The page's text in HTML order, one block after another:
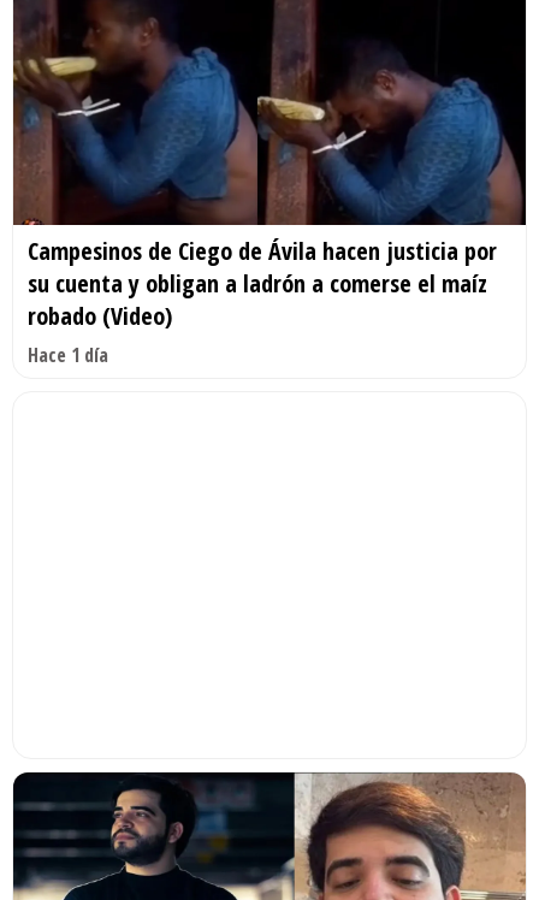
Campesinos de Ciego de Ávila hacen justicia por
su cuenta y obligan a ladrón a comerse el maíz
robado (Video)
Hace 1 día